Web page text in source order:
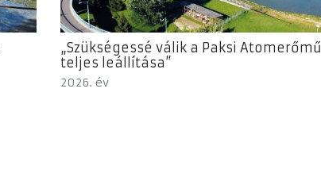
„Szükségessé válik a Paksi Atomerőmű
teljes leállítása”
2026. év